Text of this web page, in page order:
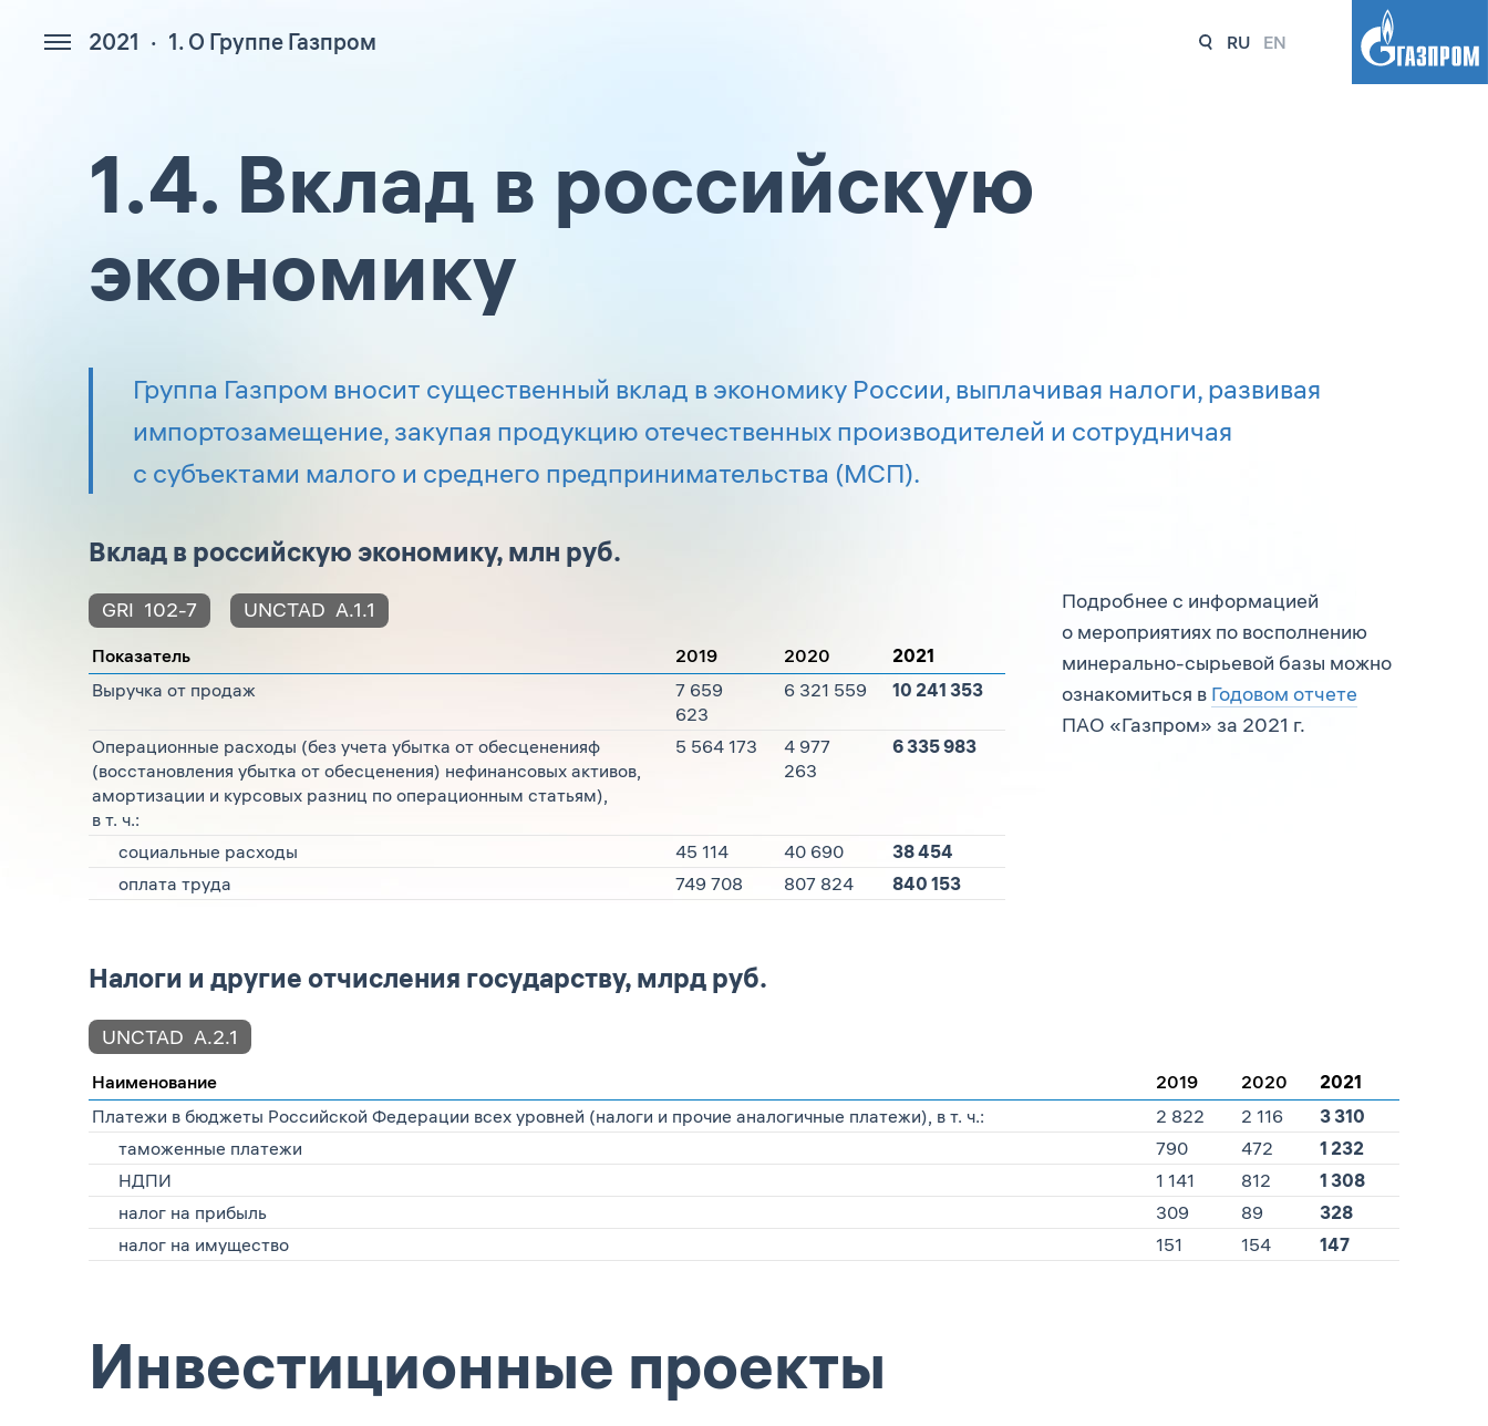
2021 1. О Группе Газпром
328 RU EN
1.4. Вклад в российскую
экономику
Группа Газпром вносит существенный вклад в экономику России, выплачивая налоги, развивая
импортозамещение, закупая продукцию отечественных производителей и сотрудничая
с субъектами малого и среднего предпринимательства (МСП).
Вклад в российскую экономику, млн руб.
GRI 102-7 UNCTAD A.1.1
Показатель 2019 2020
2021
Выручка от продаж
7 659
623
6 321 559 10 241 353
Операционные расходы (без учета убытка от обесцененияф
(восстановления убытка от обесценения) нефинансовых активов,
амортизации и курсовых разниц по операционным статьям),
в т. ч.:
5 564 173
4 977
263
6 335 983
социальные расходы 45 114 40 690
38 454
оплата труда
749 708 807 824 840 153
Подробнее с информацией
о мероприятиях по восполнению
минерально-сырьевой базы можно
ознакомиться в Годовом отчете
ПАО «Газпром» за 2021 г.
Налоги и другие отчисления государству, млрд руб.
UNCTAD А.2.1
Наименование 2019 2020
2021
Платежи в бюджеты Российской Федерации всех уровней (налоги и прочие аналогичные платежи), в т. ч.:
2 822 2 116
3 310
таможенные платежи
790 472
1 232
НДПИ
1 141 812
1 308
налог на прибыль
309 89
328
налог на имущество
151 154 147
Инвестиционные проекты